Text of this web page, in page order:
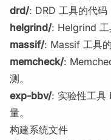
drd/: DRD 工具的代码
helgrind/: Helgrind 工
massif/: Massif 工具
memcheck/:
测。
exp-bbv/: 实验性工具
量。
构建系统文件